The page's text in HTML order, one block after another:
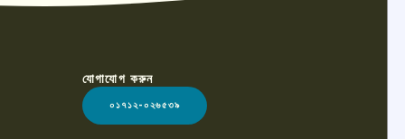
যোগাযোগ করুন
০১৭১২-০২৬৫৩৯